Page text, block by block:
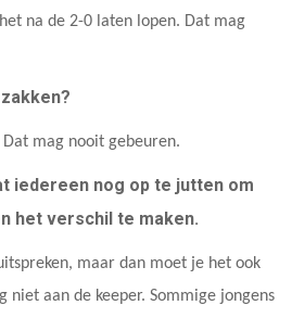
na de 2-0 laten lopen. Dat mag
Dat mag nooit gebeuren.
iedereen nog op te jutten om
het verschil te maken.
maar dan moet je het ook
niet aan de keeper. Sommige jongens